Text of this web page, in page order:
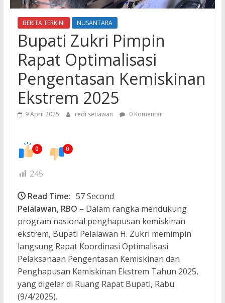
BERITA TERKINI NUSANTARA
Bupati Zukri Pimpin
Rapat Optimalisasi
Pengentasan Kemiskinan
Ekstrem 2025
9 April 2025 redi setiawan 0 Komentar
0 0
245
Read Time: 57 Second
Pelalawan, RBO – Dalam rangka mendukung
program nasional penghapusan kemiskinan
ekstrem, Bupati Pelalawan H. Zukri memimpin
langsung Rapat Koordinasi Optimalisasi
Pelaksanaan Pengentasan Kemiskinan dan
Penghapusan Kemiskinan Ekstrem Tahun 2025,
yang digelar di Ruang Rapat Bupati, Rabu
(9/4/2025).